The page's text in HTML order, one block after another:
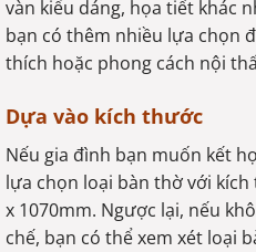
vàn kiểu dáng, họa tiết khác
bạn có thêm nhiều lựa chọn
thích hoặc phong cách nội
Dựa vào kích thước
Nếu gia đình bạn muốn kết
lựa chọn loại bàn thờ với
x 1070mm. Ngược lại, nếu
chế, bạn có thể xem xét loại